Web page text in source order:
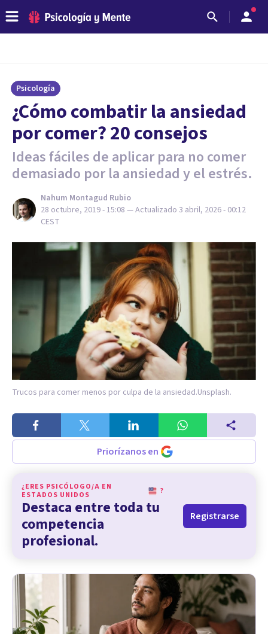
Psicología
¿Cómo combatir la ansiedad
por comer? 20 consejos
Ideas fáciles de aplicar para no comer
demasiado por la ansiedad y el estrés.
Nahum Montagud Rubio
28 octubre, 2019 - 15:08 — Actualizado 3 abril, 2026 - 00:12
CEST
Trucos para comer menos por culpa de la ansiedad.Unsplash.
Priorízanos en
¿ERES PSICÓLOGO/A EN
ESTADOS UNIDOS
?
Destaca entre toda tu
competencia
profesional.
Registrarse